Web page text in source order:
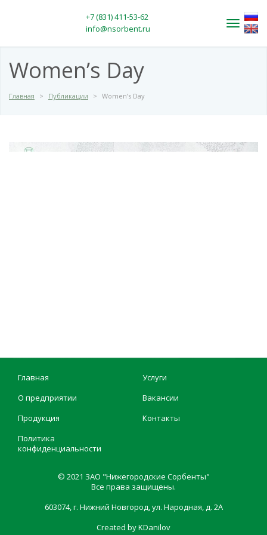
Toggle
+7 (831) 411-53-62
info@nsorbent.ru
Women’s Day
Главная > Публикации > Women’s Day
Главная
О предприятии
Продукция
Политика
конфиденциальности
Услуги
Вакансии
Контакты
© 2021 ЗАО "Нижегородские Сорбенты"
Все права защищены.
603074, г. Нижний Новгород, ул. Народная, д. 2А
Created by KDanilov